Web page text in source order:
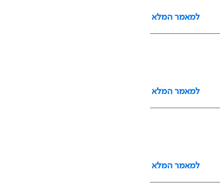
למאמר המלא
למאמר המלא
למאמר המלא